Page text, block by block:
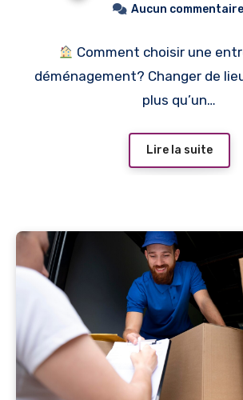
Aucun commentaire
Comment choisir une
déménagement? Changer de
plus qu’un…
Lire la suite